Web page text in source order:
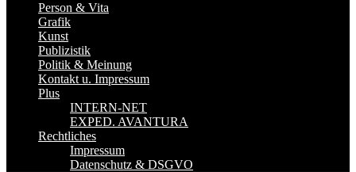
Person & Vita
Grafik
Kunst
Publizistik
Politik & Meinung
Kontakt u. Impressum
Plus
INTERN-NET
EXPED. AVANTURA
Rechtliches
Impressum
Datenschutz & DSGVO